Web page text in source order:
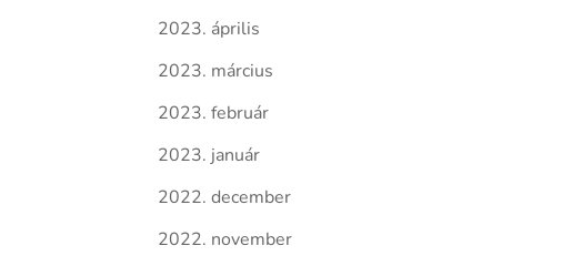
2023. április
2023. március
2023. február
2023. január
2022. december
2022. november